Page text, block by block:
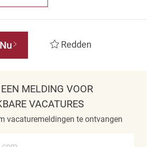
Redden
MELDING VOOR
VACATURES
vacaturemeldingen te ontvangen